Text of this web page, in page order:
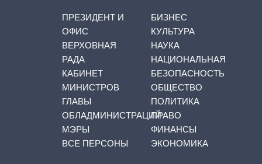
ПРЕЗИДЕНТ И
ОФИС
ВЕРХОВНАЯ
РАДА
КАБИНЕТ
МИНИСТРОВ
ГЛАВЫ
ОБЛАДМИНИСТРАЦИЙ
МЭРЫ
ВСЕ ПЕРСОНЫ
БИЗНЕС
КУЛЬТУРА
НАУКА
НАЦИОНАЛЬНАЯ
БЕЗОПАСНОСТЬ
ОБЩЕСТВО
ПОЛИТИКА
ПРАВО
ФИНАНСЫ
ЭКОНОМИКА